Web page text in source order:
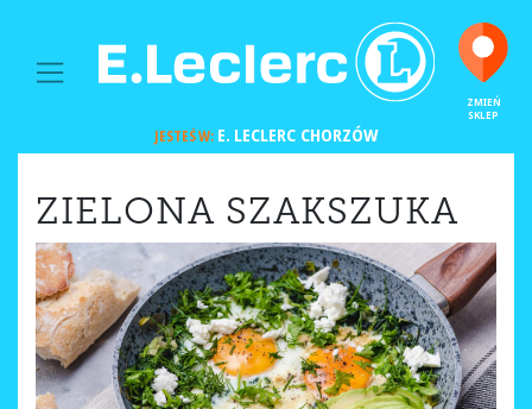
MAIN NAVIGATION
ZMIEŃ
SKLEP
JESTEŚ W:E. LECLERC CHORZÓW
ZIELONA SZAKSZUKA